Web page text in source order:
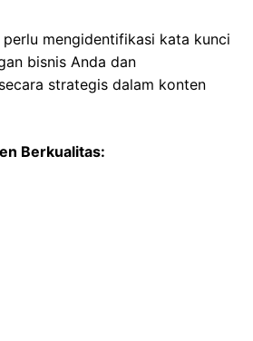
perlu mengidentifikasi kata kunci
bisnis Anda dan
strategis dalam konten
Berkualitas: